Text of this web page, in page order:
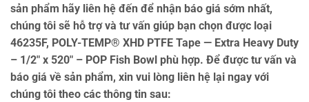
sản phẩm hãy liên hệ đến để nhận báo giá sớm nhất,
chúng tôi sẽ hỗ trợ và tư vấn giúp bạn chọn được loại
46235F, POLY-TEMP® XHD PTFE Tape — Extra Heavy Duty
– 1/2″ x 520″ – POP Fish Bowl phù hợp. Để được tư vấn và
báo giá về sản phẩm, xin vui lòng liên hệ lại ngay với
chúng tôi theo các thông tin sau: